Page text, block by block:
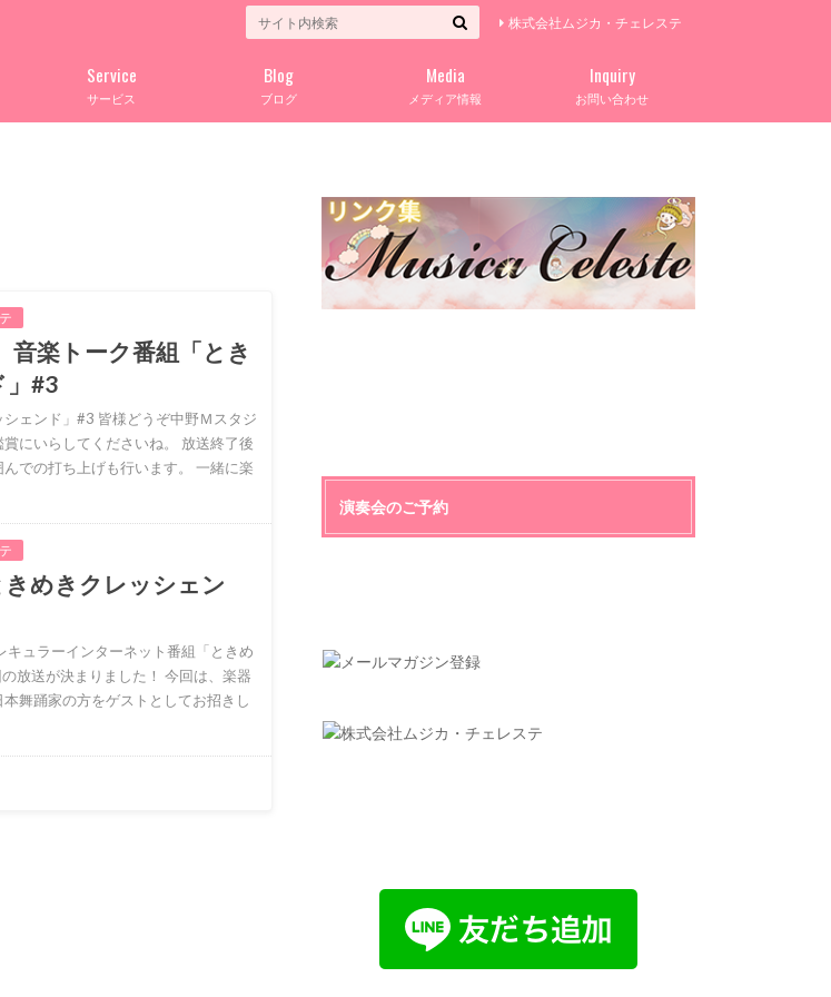
株式会社ムジカ・チェレステ
サービス
Service
ブログ
Blog
メディア情報
Media
お問い合わせ
Inquiry
楽トーク番組「とき
」#3
ェンド」#3 皆様どうぞ中野Ｍスタジ
にいらしてくださいね。 放送終了後
での打ち上げも行います。 一緒に楽
めきクレッシェン
ュラーインターネット番組「ときめ
放送が決まりました！ 今回は、楽器
舞踊家の方をゲストとしてお招きし
演奏会のご予約